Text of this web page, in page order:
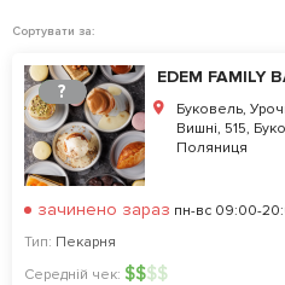
Сортувати за:
?
EDEM FAMILY
Буковель,
Вишні, 515,
Поляниця
зачинено зараз пн-вс 09:00-
Тип: Пекарня
Середній чек: $$$$